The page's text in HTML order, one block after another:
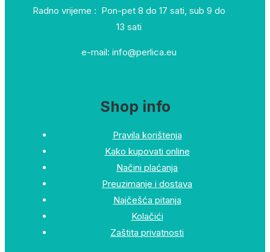
Radno vrijeme : Pon-pet 8 do 17 sati, sub 9 do
13 sati
e-mail: info@perlica.eu
Shop info
Pravila korištenja
Kako kupovati online
Načini plaćanja
Preuzimanje i dostava
Najčešća pitanja
Kolačići
Zaštita privatnosti